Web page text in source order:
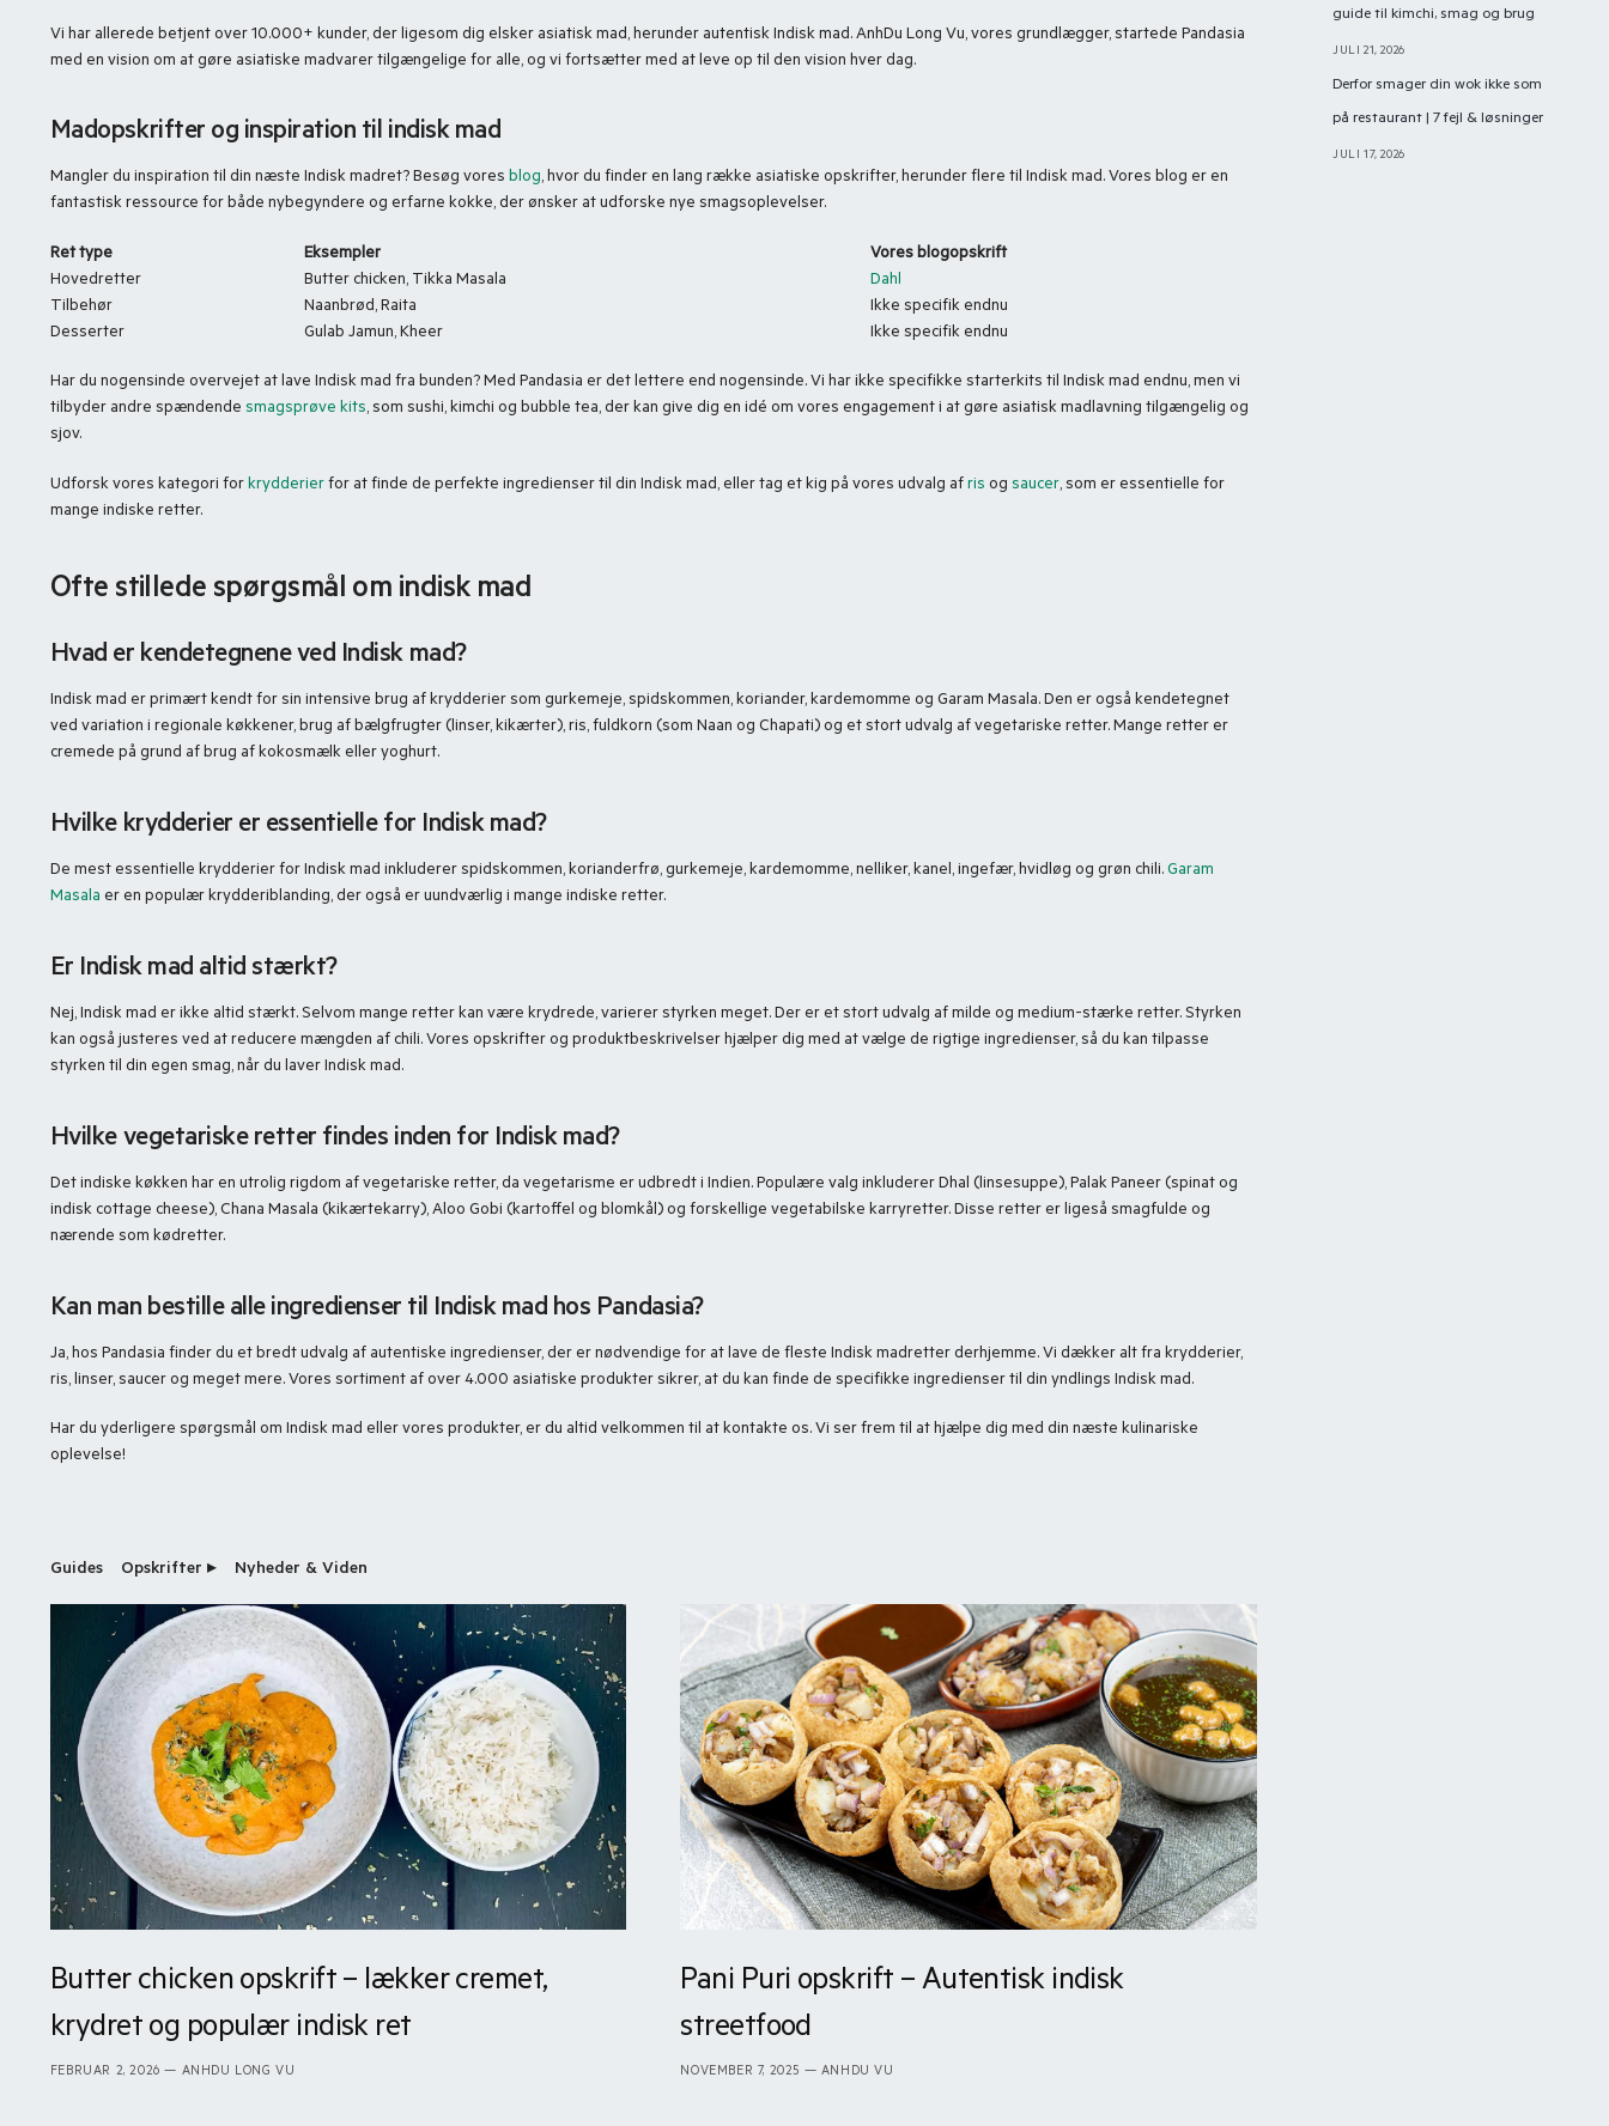
Vi har allerede betjent over 10.000+ kunder, der ligesom dig elsker asiatisk mad, herunder autentisk Indisk mad. AnhDu Long Vu, vores grundlægger, startede Pandasia
med en vision om at gøre asiatiske madvarer tilgængelige for alle, og vi fortsætter med at leve op til den vision hver dag.
Madopskrifter og inspiration til indisk mad
Mangler du inspiration til din næste Indisk madret? Besøg vores blog, hvor du finder en lang række asiatiske opskrifter, herunder flere til Indisk mad. Vores blog er en
fantastisk ressource for både nybegyndere og erfarne kokke, der ønsker at udforske nye smagsoplevelser.
Ret type Eksempler
Vores blogopskrift
Hovedretter
Butter chicken, Tikka Masala
Dahl
Tilbehør
Naanbrød, Raita
Ikke specifik endnu
Desserter
Gulab Jamun, Kheer Ikke specifik endnu
Har du nogensinde overvejet at lave Indisk mad fra bunden? Med Pandasia er det lettere end nogensinde. Vi har ikke specifikke starterkits til Indisk mad endnu, men vi
tilbyder andre spændende smagsprøve kits, som sushi, kimchi og bubble tea, der kan give dig en idé om vores engagement i at gøre asiatisk madlavning tilgængelig og
sjov.
Udforsk vores kategori for krydderierfor at finde de perfekte ingredienser til din Indisk mad, eller tag et kig på vores udvalg af ris og saucer, som er essentielle for
mange indiske retter.
Ofte stillede spørgsmål om indisk mad
Hvad er kendetegnene ved Indisk mad?
Indisk mad er primært kendt for sin intensive brug af krydderier som gurkemeje, spidskommen, koriander, kardemomme og Garam Masala. Den er også kendetegnet
ved variation i regionale køkkener, brug af bælgfrugter (linser, kikærter), ris, fuldkorn (som Naan og Chapati) og et stort udvalg af vegetariske retter. Mange retter er
cremede på grund af brug af kokosmælk eller yoghurt.
Hvilke krydderier er essentielle for Indisk mad?
De mest essentielle krydderier for Indisk mad inkluderer spidskommen, korianderfrø, gurkemeje, kardemomme, nelliker, kanel, ingefær, hvidløg og grøn chili. Garam
Masala er en populær krydderiblanding, der også er uundværlig i mange indiske retter.
Er Indisk mad altid stærkt?
Nej, Indisk mad er ikke altid stærkt. Selvom mange retter kan være krydrede, varierer styrken meget. Der er et stort udvalg af milde og medium-stærke retter. Styrken
kan også justeres ved at reducere mængden af chili. Vores opskrifter og produktbeskrivelser hjælper dig med at vælge de rigtige ingredienser, så du kan tilpasse
styrken til din egen smag, når du laver Indisk mad.
Hvilke vegetariske retter findes inden for Indisk mad?
Det indiske køkken har en utrolig rigdom af vegetariske retter, da vegetarisme er udbredt i Indien. Populære valg inkluderer Dhal (linsesuppe), Palak Paneer (spinat og
indisk cottage cheese), Chana Masala (kikærtekarry), Aloo Gobi (kartoffel og blomkål) og forskellige vegetabilske karryretter. Disse retter er ligeså smagfulde og
nærende som kødretter.
Kan man bestille alle ingredienser til Indisk mad hos Pandasia?
Ja, hos Pandasia finder du et bredt udvalg af autentiske ingredienser, der er nødvendige for at lave de fleste Indisk madretter derhjemme. Vi dækker alt fra krydderier,
ris, linser, saucer og meget mere. Vores sortiment af over 4.000 asiatiske produkter sikrer, at du kan finde de specifikke ingredienser til din yndlings Indisk mad.
Har du yderligere spørgsmål om Indisk mad eller vores produkter, er du altid velkommen til at kontakte os. Vi ser frem til at hjælpe dig med din næste kulinariske
oplevelse!
Guides Opskrifter ▸ Nyheder & Viden
Butter chicken opskrift – lækker cremet,
krydret og populær indisk ret
FEBRUAR 2, 2026— ANHDU LONG VU
Pani Puri opskrift – Autentisk indisk
streetfood
NOVEMBER 7, 2025 — ANHDU VU
guide til kimchi, smag og brug
JULI 21, 2026
Derfor smager din wok ikke som
på restaurant | 7 fejl & løsninger
JULI 17, 2026